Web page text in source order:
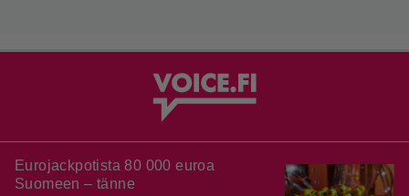
Eurojackpotista 80 000 euroa
Suomeen – tänne